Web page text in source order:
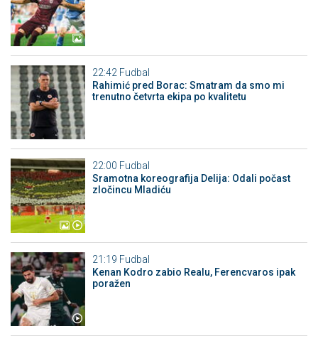
22:42 Fudbal
Rahimić pred Borac: Smatram da smo mi
trenutno četvrta ekipa po kvalitetu
22:00 Fudbal
Sramotna koreografija Delija: Odali počast
zločincu Mladiću
21:19 Fudbal
Kenan Kodro zabio Realu, Ferencvaros ipak
poražen